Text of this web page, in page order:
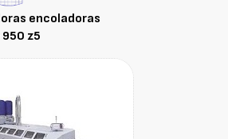
encoladoras
z5